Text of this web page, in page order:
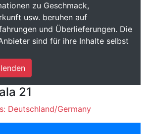
zu Geschmack,
usw. beruhen auf
und Überlieferungen. Die
sind für ihre Inhalte selbst
21
Deutschland/Germany